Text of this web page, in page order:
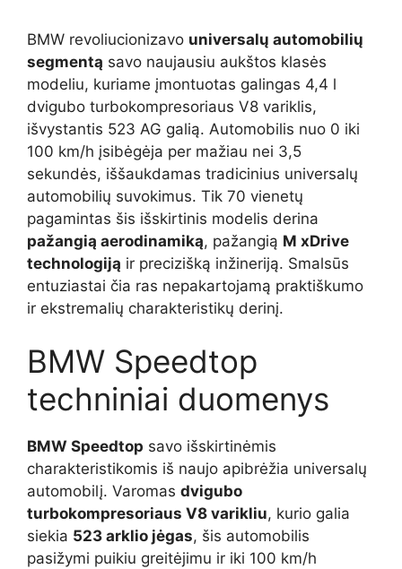
BMW revoliucionizavo universalų automobilių
segmentą savo naujausiu aukštos klasės
modeliu, kuriame įmontuotas galingas 4,4 l
dvigubo turbokompresoriaus V8 variklis,
išvystantis 523 AG galią. Automobilis nuo 0 iki
100 km/h įsibėgėja per mažiau nei 3,5
sekundės, iššaukdamas tradicinius universalų
automobilių suvokimus. Tik 70 vienetų
pagamintas šis išskirtinis modelis derina
pažangią aerodinamiką, pažangią M xDrive
technologiją ir precizišką inžineriją. Smalsūs
entuziastai čia ras nepakartojamą praktiškumo
ir ekstremalių charakteristikų derinį.
BMW Speedtop
techniniai duomenys
BMW Speedtop savo išskirtinėmis
charakteristikomis iš naujo apibrėžia universalų
automobilį. Varomas dvigubo
turbokompresoriaus V8 varikliu, kurio galia
siekia 523 arklio jėgas, šis automobilis
pasižymi puikiu greitėjimu ir iki 100 km/h